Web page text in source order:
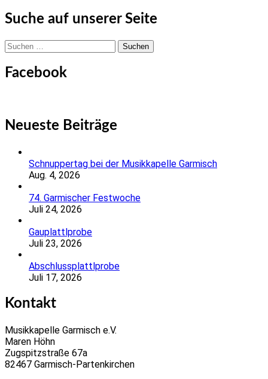
Suche auf unserer Seite
Suchen
Facebook
Neueste Beiträge
Schnuppertag bei der Musikkapelle Garmisch
Aug. 4, 2026
74. Garmischer Festwoche
Juli 24, 2026
Gauplattlprobe
Juli 23, 2026
Abschlussplattlprobe
Juli 17, 2026
Kontakt
Musikkapelle Garmisch e.V.
Maren Höhn
Zugspitzstraße 67a
82467 Garmisch-Partenkirchen